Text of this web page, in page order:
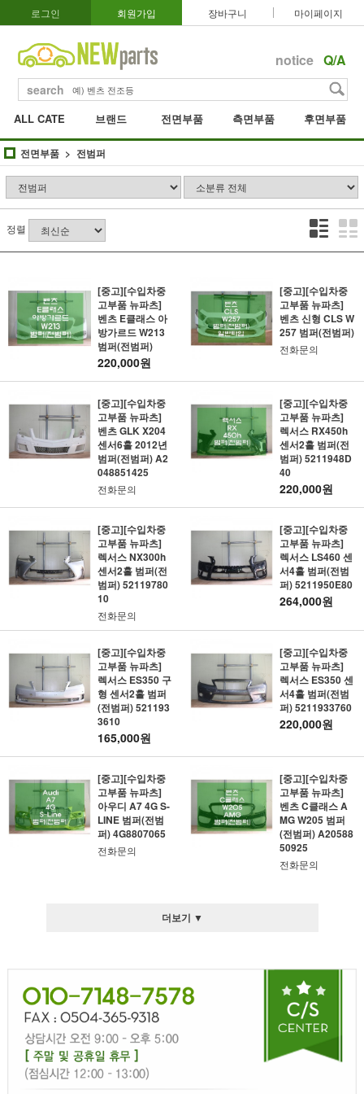
로그인 회원가입 장바구니 마이페이지
notice Q/A
search
ALL CATE 브랜드 전면부품 측면부품 후면부품
전면부품 전범퍼
정렬
[중고][수입차중
고부품 뉴파츠]
벤츠 E클래스 아
방가르드 W213
범퍼(전범퍼)
220,000원
[중고][수입차중
고부품 뉴파츠]
벤츠 신형 CLS W
257 범퍼(전범퍼)
전화문의
[중고][수입차중
고부품 뉴파츠]
벤츠 GLK X204
센서6홀 2012년
범퍼(전범퍼) A2
048851425
전화문의
[중고][수입차중
고부품 뉴파츠]
렉서스 RX450h
센서2홀 범퍼(전
범퍼) 5211948D
40
220,000원
[중고][수입차중
고부품 뉴파츠]
렉서스 NX300h
센서2홀 범퍼(전
범퍼) 52119780
10
전화문의
[중고][수입차중
고부품 뉴파츠]
렉서스 LS460 센
서4홀 범퍼(전범
퍼) 5211950E80
264,000원
[중고][수입차중
고부품 뉴파츠]
렉서스 ES350 구
형 센서2홀 범퍼
(전범퍼) 521193
3610
165,000원
[중고][수입차중
고부품 뉴파츠]
렉서스 ES350 센
서4홀 범퍼(전범
퍼) 5211933760
220,000원
[중고][수입차중
고부품 뉴파츠]
아우디 A7 4G S-
LINE 범퍼(전범
퍼) 4G8807065
전화문의
[중고][수입차중
고부품 뉴파츠]
벤츠 C클래스 A
MG W205 범퍼
(전범퍼) A20588
50925
전화문의
더보기 ▼